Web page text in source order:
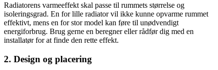
Radiatorens varmeeffekt skal passe til rummets størrelse og
isoleringsgrad. En for lille radiator vil ikke kunne opvarme rummet
effektivt, mens en for stor model kan føre til unødvendigt
energiforbrug. Brug gerne en beregner eller rådfør dig med en
installatør for at finde den rette effekt.
2. Design og placering